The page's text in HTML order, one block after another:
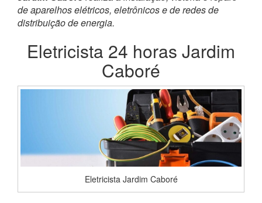
de aparelhos elétricos, eletrônicos e de redes de
distribuição de energia.
Eletricista 24 horas Jardim
Caboré
Eletricista Jardim Caboré